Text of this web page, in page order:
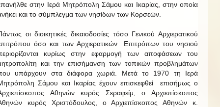
στην Ιερά Μητρόπολη Σάμου και Ικαρίας, στην οποία
και το σύμπλεγμα των νησίδων των Κορσεών.
οι διοικητικές δικαιοδοσίες τόσο Γενικού Αρχιερατικού
όσο και των Αρχιερατικών Επιτρόπων του νησιού
κυρίως στην εφαρμογή των αποφάσεων του
και την επισήμανση των τοπικών προβλημάτων
υπάρχουν στα διάφορα χωριά. Μετά το 1970 τη Ιερά
Σάμου και Ικαρίας έχουν επισκεφθεί επισήμως ο
Αθηνών κυρός Σεραφείμ, ο Αρχιεπίσκοπος
κυρός Χριστόδουλος, ο Αρχιεπίσκοπος Αθηνών κ.